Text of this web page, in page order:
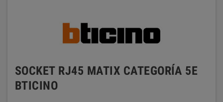
SOCKET RJ45 MATIX CATEGORÍA 5E
BTICINO